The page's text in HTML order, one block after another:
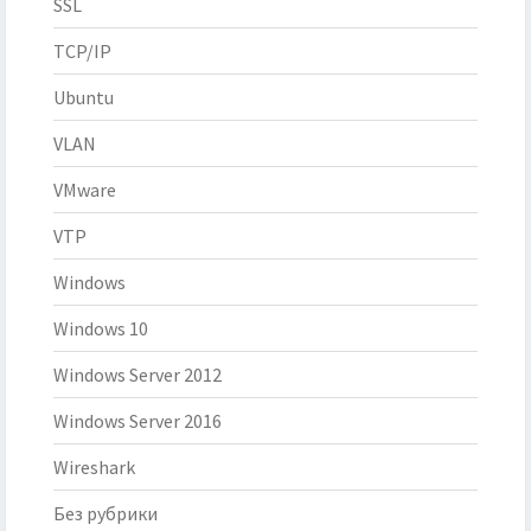
SSL
TCP/IP
Ubuntu
VLAN
VMware
VTP
Windows
Windows 10
Windows Server 2012
Windows Server 2016
Wireshark
Без рубрики